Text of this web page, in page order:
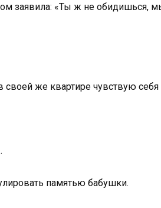
заявила: «Ты ж не обидишься,
же квартире чувствую себя
памятью бабушки.